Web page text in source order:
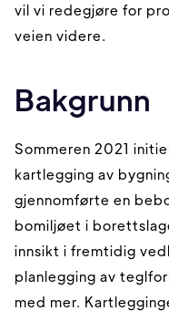
vil vi redegjøre for
veien videre.
Bakgrunn
Sommeren 2021
kartlegging av
gjennomførte en
bomiljøet i
innsikt i fremtidig
planlegging av
med mer.